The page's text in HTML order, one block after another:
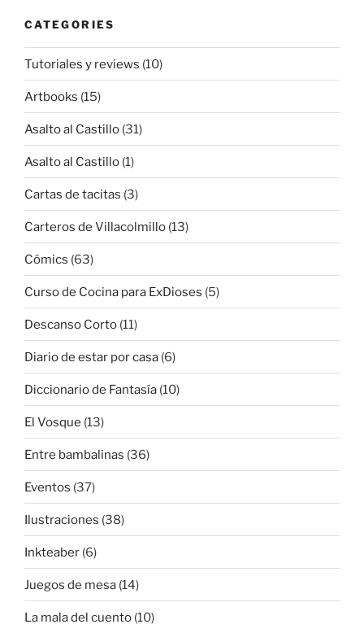
CATEGORIES
Tutoriales y reviews (10)
Artbooks (15)
Asalto al Castillo (31)
Asalto al Castillo (1)
Cartas de tacitas (3)
Carteros de Villacolmillo (13)
Cómics (63)
Curso de Cocina para ExDioses (5)
Descanso Corto (11)
Diario de estar por casa (6)
Diccionario de Fantasía (10)
El Vosque (13)
Entre bambalinas (36)
Eventos (37)
Ilustraciones (38)
Inkteaber (6)
Juegos de mesa (14)
La mala del cuento (10)